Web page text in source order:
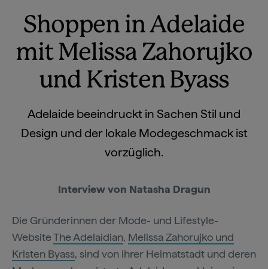
Shoppen in Adelaide
mit Melissa Zahorujko
und Kristen Byass
Adelaide beeindruckt in Sachen Stil und
Design und der lokale Modegeschmack ist
vorzüglich.
Interview von Natasha Dragun
Die Gründerinnen der Mode- und Lifestyle-
WebsiteThe Adelaidian, Melissa Zahorujko und
Kristen Byass, sind von ihrer Heimatstadt und deren